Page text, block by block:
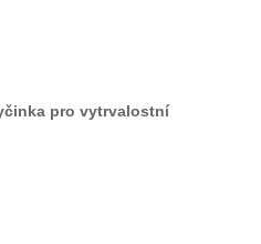
pro vytrvalostní